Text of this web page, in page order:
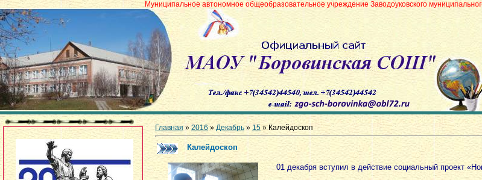
Муниципальное автономное общеобразовательное учреждение Заводоуковского муниципального округа
Главная » 2016 » Декабрь » 15 » Калейдоскоп
Калейдоскоп
01 декабря вступил в действие социальный проект